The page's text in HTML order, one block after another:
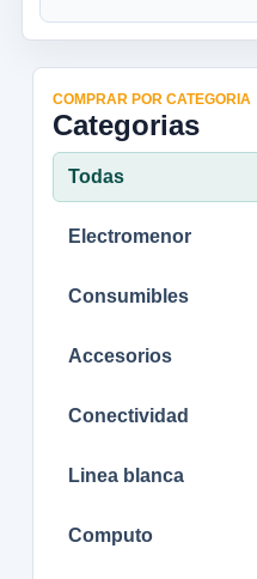
COMPRAR POR CATEGORIA
Categorias
Todas
Electromenor
Consumibles
Accesorios
Conectividad
Linea blanca
Computo